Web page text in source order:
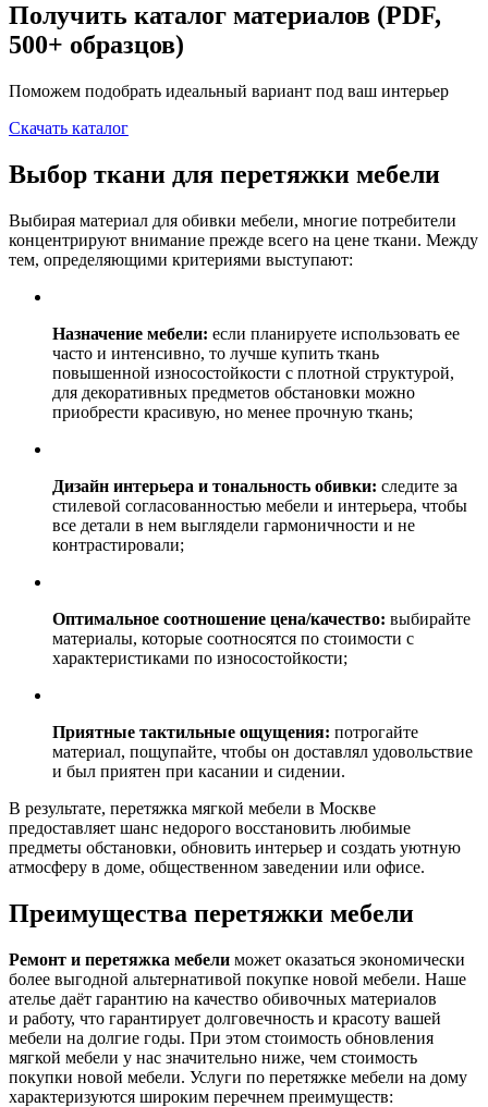
Получить каталог материалов (PDF,
500+ образцов)
Поможем подобрать идеальный вариант под ваш интерьер
Скачать каталог
Выбор ткани для перетяжки мебели
Выбирая материал для обивки мебели, многие потребители
концентрируют внимание прежде всего на цене ткани. Между
тем, определяющими критериями выступают:
Назначение мебели: если планируете использовать ее
часто и интенсивно, то лучше купить ткань
повышенной износостойкости с плотной структурой,
для декоративных предметов обстановки можно
приобрести красивую, но менее прочную ткань;
Дизайн интерьера и тональность обивки: следите за
стилевой согласованностью мебели и интерьера, чтобы
все детали в нем выглядели гармоничности и не
контрастировали;
Оптимальное соотношение цена/качество: выбирайте
материалы, которые соотносятся по стоимости с
характеристиками по износостойкости;
Приятные тактильные ощущения: потрогайте
материал, пощупайте, чтобы он доставлял удовольствие
и был приятен при касании и сидении.
В результате, перетяжка мягкой мебели в Москве
предоставляет шанс недорого восстановить любимые
предметы обстановки, обновить интерьер и создать уютную
атмосферу в доме, общественном заведении или офисе.
Преимущества перетяжки мебели
Ремонт и перетяжка мебели может оказаться экономически
более выгодной альтернативой покупке новой мебели. Наше
ателье даёт гарантию на качество обивочных материалов
и работу, что гарантирует долговечность и красоту вашей
мебели на долгие годы. При этом стоимость обновления
мягкой мебели у нас значительно ниже, чем стоимость
покупки новой мебели. Услуги по перетяжке мебели на дому
характеризуются широким перечнем преимуществ: